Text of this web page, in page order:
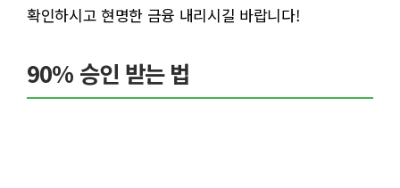
확인하시고 현명한 금융 내리시길 바랍니다!
90% 승인 받는 법